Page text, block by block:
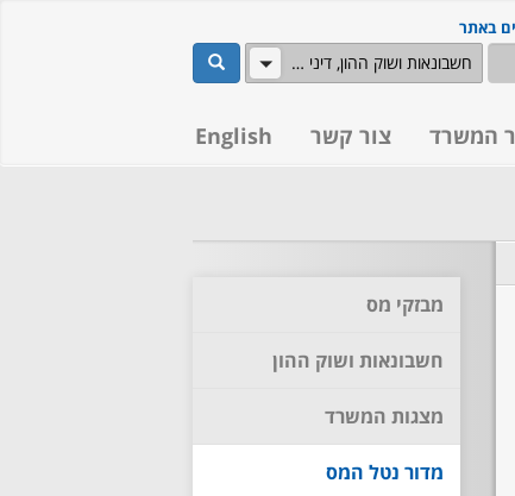
באתר
חשבונאות ושוק ההון, דיני מסים שלח
המשרד צור קשר English
מבזקי מס
חשבונאות ושוק ההון
מצגות המשרד
מדור נטל המס